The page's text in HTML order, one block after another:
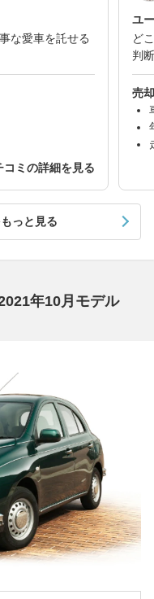
な愛車を託せる
コミの詳細を見る
ユ
ど
判
売
っと見る
年10月モデル